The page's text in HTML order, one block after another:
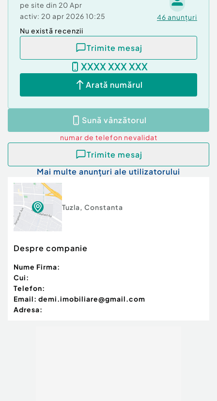
pe site din 20 Apr
activ: 20 apr 2026 10:25 46 anunțuri
Nu există recenzii
Trimite mesaj
XXXX XXX XXX
Arată numărul
Sună vânzătorul
numar de telefon nevalidat
Trimite mesaj
Mai multe anunțuri ale utilizatorului
Tuzla, Constanta
Despre companie
Nume Firma:
Cui:
Telefon:
Email: demi.imobiliare@gmail.com
Adresa: